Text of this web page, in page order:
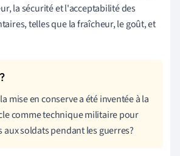
la sécurité et l'acceptabilité des
telles que la fraîcheur, le goût, et
mise en conserve a été inventée à la
comme technique militaire pour
soldats pendant les guerres?